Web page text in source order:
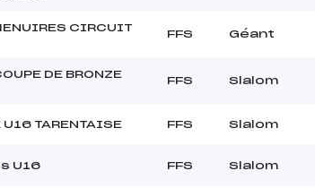
CIRCUIT
FFS Géant
DE BRONZE
FFS Slalom
U16 TARENTAISE FFS Slalom
U16 FFS Slalom